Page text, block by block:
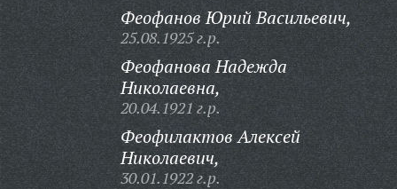
Феофанов Юрий Васильевич,
25.08.1925 г.р.
Феофанова Надежда
Николаевна,
20.04.1921 г.р.
Феофилактов Алексей
Николаевич,
30.01.1922 г.р.